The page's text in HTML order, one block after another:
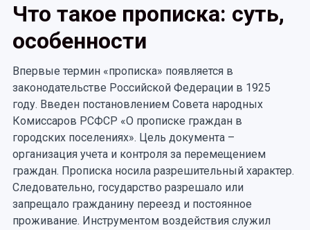
Что такое прописка: суть,
особенности
Впервые термин «прописка» появляется в
законодательстве Российской Федерации в 1925
году. Введен постановлением Совета народных
Комиссаров РСФСР «О прописке граждан в
городских поселениях». Цель документа –
организация учета и контроля за перемещением
граждан. Прописка носила разрешительный характер.
Следовательно, государство разрешало или
запрещало гражданину переезд и постоянное
проживание. Инструментом воздействия служил